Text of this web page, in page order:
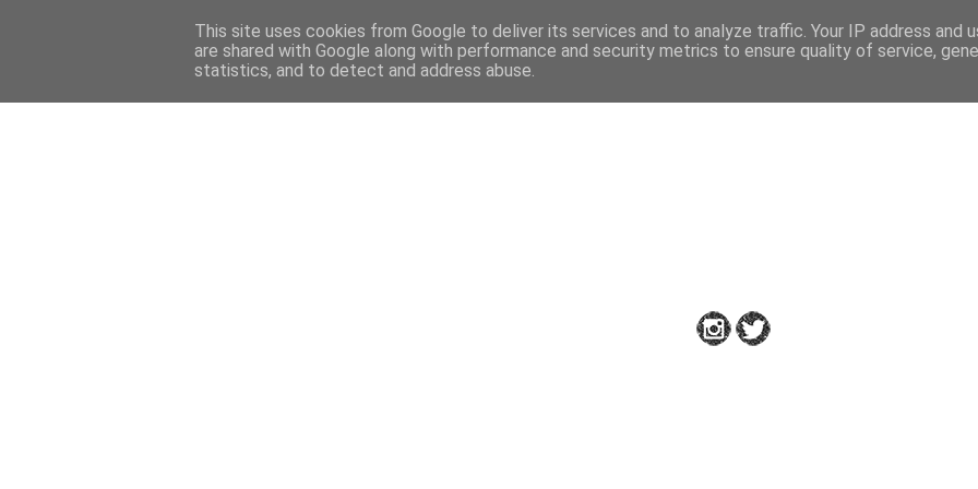
This site uses cookies from Google to deliver its services and to analyze traffic. Your IP address and
are shared with Google along with performance and security metrics to ensure quality of service,
statistics, and to detect and address abuse.